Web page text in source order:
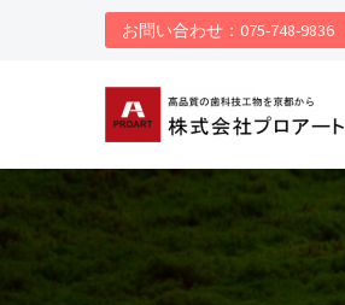
お問い合わせ：075-748-9836